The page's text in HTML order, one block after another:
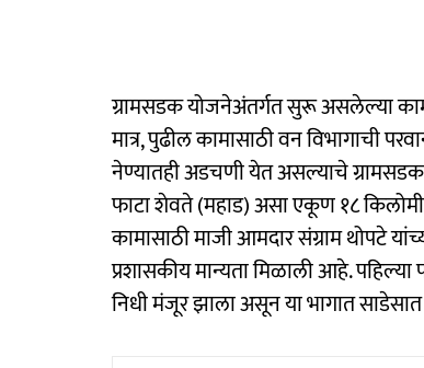
ग्रामसडक योजनेअंतर्गत सुरू असलेल्या
मात्र, पुढील कामासाठी वन विभागाची
नेण्यातही अडचणी येत असल्याचे ग्रामसडक
फाटा शेवते (महाड) असा एकूण १८
कामासाठी माजी आमदार संग्राम थोपटे
प्रशासकीय मान्यता मिळाली आहे.
निधी मंजूर झाला असून या भागात साडेसात